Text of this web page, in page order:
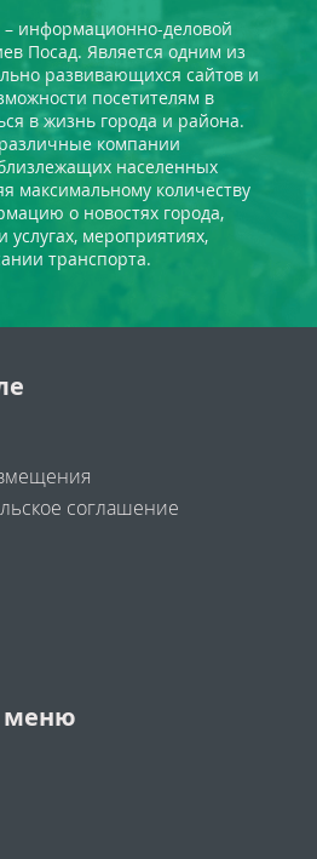
информационно-деловой
Посад. Является одним из
развивающихся сайтов и
посетителям в
в жизнь города и района.
компании
населенных
максимальному количеству
о новостях города,
услугах, мероприятиях,
транспорта.
соглашение
меню